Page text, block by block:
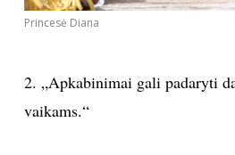
Princesė Diana
2. „Apkabinimai gali padaryti
vaikams.“